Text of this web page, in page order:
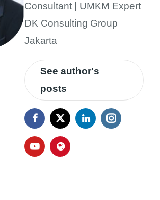
Consultant | UMKM Expert
DK Consulting Group
Jakarta
See author's
posts